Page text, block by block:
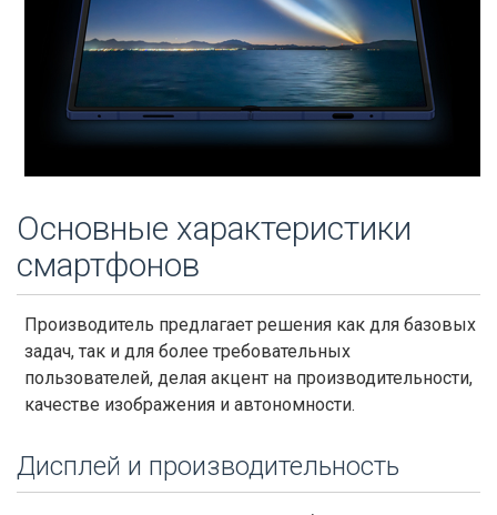
Основные характеристики
смартфонов
Производитель предлагает решения как для базовых
задач, так и для более требовательных
пользователей, делая акцент на производительности,
качестве изображения и автономности.
Дисплей и производительность